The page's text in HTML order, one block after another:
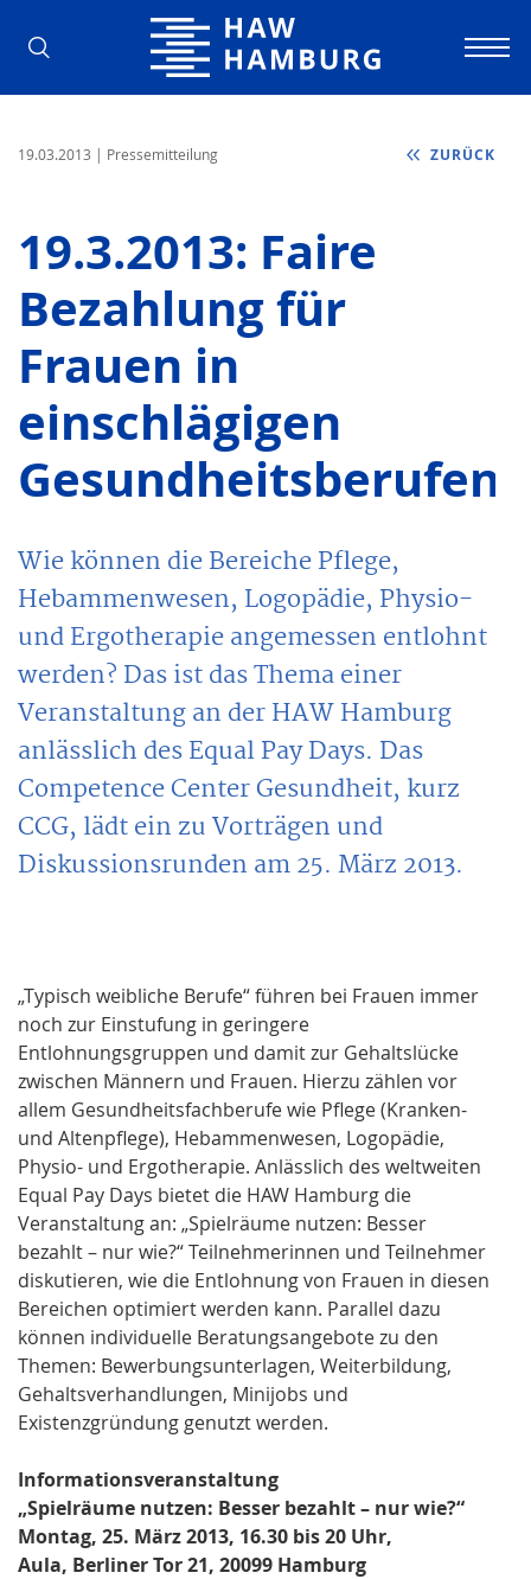
Hochschule für Angewandte
19.03.2013 | Pressemitteilung ZURÜCK
19.3.2013: Faire
Bezahlung für
Frauen in
einschlägigen
Gesundheitsberufen
Wie können die Bereiche Pflege,
Hebammenwesen, Logopädie, Physio-
und Ergotherapie angemessen entlohnt
werden? Das ist das Thema einer
Veranstaltung an der HAW Hamburg
anlässlich des Equal Pay Days. Das
Competence Center Gesundheit, kurz
CCG, lädt ein zu Vorträgen und
Diskussionsrunden am 25. März 2013.
„Typisch weibliche Berufe“ führen bei Frauen immer
noch zur Einstufung in geringere
Entlohnungsgruppen und damit zur Gehaltslücke
zwischen Männern und Frauen. Hierzu zählen vor
allem Gesundheitsfachberufe wie Pflege (Kranken-
und Altenpflege), Hebammenwesen, Logopädie,
Physio- und Ergotherapie. Anlässlich des weltweiten
Equal Pay Days bietet die HAW Hamburg die
Veranstaltung an: „Spielräume nutzen: Besser
bezahlt – nur wie?“ Teilnehmerinnen und Teilnehmer
diskutieren, wie die Entlohnung von Frauen in diesen
Bereichen optimiert werden kann. Parallel dazu
können individuelle Beratungsangebote zu den
Themen: Bewerbungsunterlagen, Weiterbildung,
Gehaltsverhandlungen, Minijobs und
Existenzgründung genutzt werden.
Informationsveranstaltung
„Spielräume nutzen: Besser bezahlt – nur wie?“
Montag, 25. März 2013, 16.30 bis 20 Uhr,
Aula, Berliner Tor 21, 20099 Hamburg